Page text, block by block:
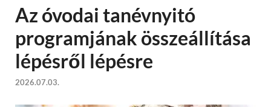
Az óvodai tanévnyitó
programjának összeállítása
lépésről lépésre
2026.07.03.